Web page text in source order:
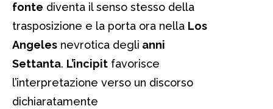
fonte diventa il senso stesso della
trasposizione e la porta ora nella Los
Angeles nevrotica degli anni
Settanta. L’incipit favorisce
l’interpretazione verso un discorso
dichiaratamente